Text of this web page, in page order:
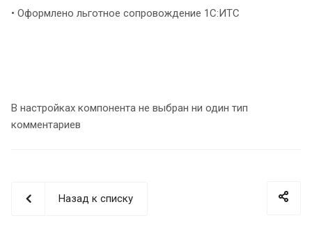
• Оформлено льготное сопровождение 1С:ИТС
В настройках компонента не выбран ни один тип
комментариев
Назад к списку